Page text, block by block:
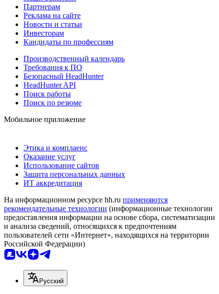
Партнерам
Реклама на сайте
Новости и статьи
Инвесторам
Кандидаты по профессиям
Производственный календарь
Требования к ПО
Безопасный HeadHunter
HeadHunter API
Поиск работы
Поиск по резюме
Мобильное приложение
Этика и комплаенс
Оказание услуг
Использование сайтов
Защита персональных данных
ИТ аккредитация
На информационном ресурсе hh.ru применяются
рекомендательные технологии (информационные технологии
предоставления информации на основе сбора, систематизации
и анализа сведений, относящихся к предпочтениям
пользователей сети «Интернет», находящихся на территории
Российской Федерации)
Русский